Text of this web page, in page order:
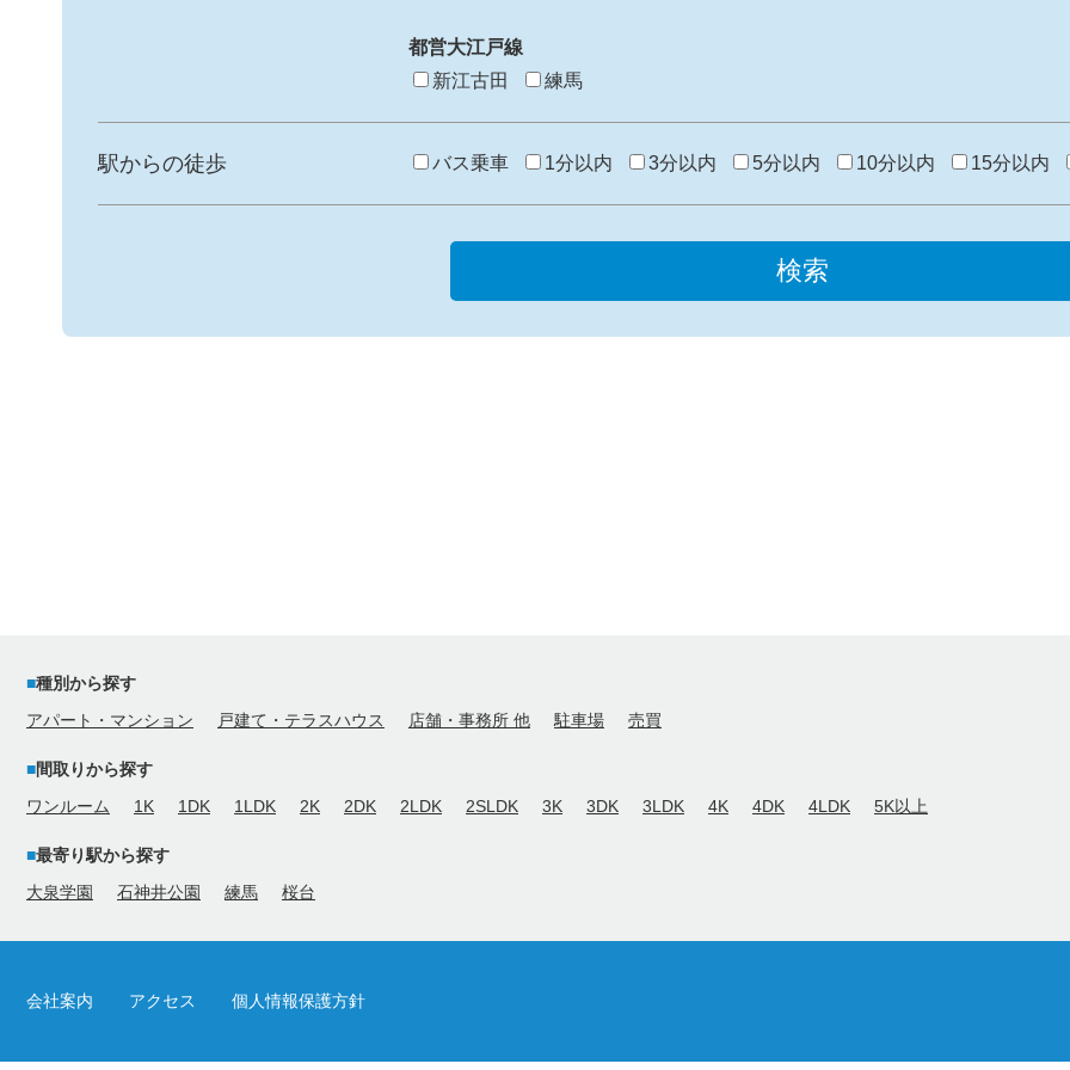
都営大江戸線
新江古田
練馬
駅からの徒歩 バス乗車 1分以内 3分以内 5分以内 10分以内 15分以内
検索
種別から探す
アパート・マンション
戸建て・テラスハウス 店舗・事務所 他 駐車場 売買
間取りから探す
ワンルーム
1K 1DK 1LDK 2K 2DK 2LDK 2SLDK 3K 3DK 3LDK 4K 4DK 4LDK 5K以上
最寄り駅から探す
大泉学園
石神井公園 練馬 桜台
会社案内 アクセス 個人情報保護方針